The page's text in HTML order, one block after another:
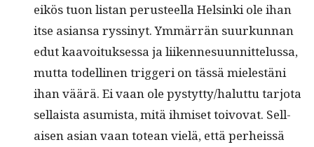
eikös tuon lis­tan perus­teel­la Helsin­ki ole ihan
itse asiansa ryssinyt. Ymmär­rän suurkun­nan
edut kaavoituk­ses­sa ja liiken­nesu­un­nit­telus­sa,
mut­ta todel­li­nen trig­geri on tässä mielestäni
ihan väärä. Ei vaan ole pystytty/haluttu tar­jo­ta
sel­l­aista asum­ista, mitä ihmiset toivo­vat. Sel­l­
aisen asian vaan totean vielä, että per­heis­sä